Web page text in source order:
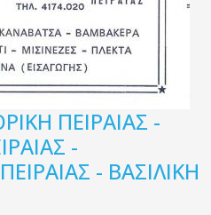
ΠΕΙΡΑΙΑΣ -
-
- ΒΑΣΙΛΙΚΗ